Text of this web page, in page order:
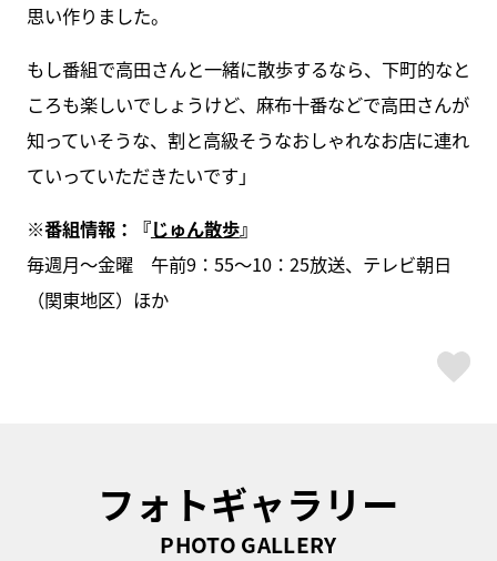
思い作りました。
もし番組で高田さんと一緒に散歩するなら、下町的なと
ころも楽しいでしょうけど、麻布十番などで高田さんが
知っていそうな、割と高級そうなおしゃれなお店に連れ
ていっていただきたいです」
※番組情報：『じゅん散歩』
毎週月～金曜 午前9：55～10：25放送、テレビ朝日
（関東地区）ほか
フォトギャラリー
PHOTO GALLERY